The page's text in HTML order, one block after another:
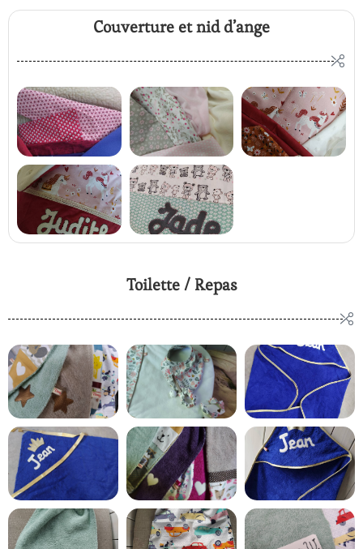
Couverture et nid d’ange
Toilette / Repas